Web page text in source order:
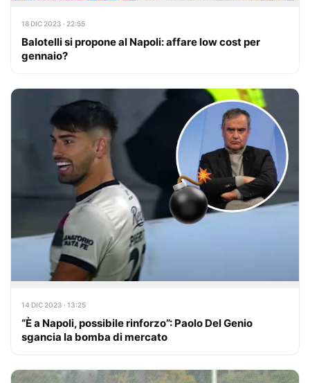
18 DIC 2023 · 22:55
Balotelli si propone al Napoli: affare low cost per
gennaio?
14 DIC 2023 · 13:25
“È a Napoli, possibile rinforzo”: Paolo Del Genio
sgancia la bomba di mercato